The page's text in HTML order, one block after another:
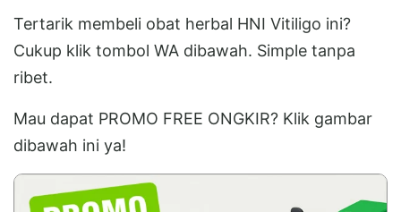
Tertarik membeli obat herbal HNI Vitiligo ini?
Cukup klik tombol WA dibawah. Simple tanpa
ribet.
Mau dapat PROMO FREE ONGKIR? Klik gambar
dibawah ini ya!